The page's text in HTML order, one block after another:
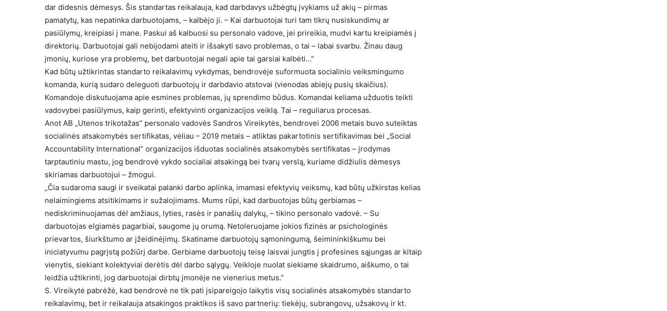
dar didesnis dėmesys. Šis standartas reikalauja, kad darbdavys užbėgtų įvykiams už akių – pirmas
pamatytų, kas nepatinka darbuotojams, – kalbėjo ji. – Kai darbuotojai turi tam tikrų nusiskundimų ar
pasiūlymų, kreipiasi į mane. Paskui aš kalbuosi su personalo vadove, jei prireikia, mudvi kartu kreipiamės į
direktorių. Darbuotojai gali nebijodami ateiti ir išsakyti savo problemas, o tai – labai svarbu. Žinau daug
įmonių, kuriose yra problemų, bet darbuotojai negali apie tai garsiai kalbėti…”
Kad būtų užtikrintas standarto reikalavimų vykdymas, bendrovėje suformuota socialinio veiksmingumo
komanda, kurią sudaro deleguoti darbuotojų ir darbdavio atstovai (vienodas abiejų pusių skaičius).
Komandoje diskutuojama apie esmines problemas, jų sprendimo būdus. Komandai keliama užduotis teikti
vadovybei pasiūlymus, kaip gerinti, efektyvinti organizacijos veiklą. Tai – reguliarus procesas.
Anot AB „Utenos trikotažas” personalo vadovės Sandros Vireikytės, bendrovei 2006 metais buvo suteiktas
socialinės atsakomybės sertifikatas, vėliau – 2019 metais – atliktas pakartotinis sertifikavimas bei „Social
Accountability International” organizacijos išduotas socialinės atsakomybės sertifikatas – įrodymas
tarptautiniu mastu, jog bendrovė vykdo socialiai atsakingą bei tvarų verslą, kuriame didžiulis dėmesys
skiriamas darbuotojui – žmogui.
„Čia sudaroma saugi ir sveikatai palanki darbo aplinka, imamasi efektyvių veiksmų, kad būtų užkirstas kelias
nelaimingiems atsitikimams ir sužalojimams. Mums rūpi, kad darbuotojas būtų gerbiamas –
nediskriminuojamas dėl amžiaus, lyties, rasės ir panašių dalykų, – tikino personalo vadovė. – Su
darbuotojas elgiamės pagarbiai, saugome jų orumą. Netoleruojame jokios fizinės ar psichologinės
prievartos, šiurkštumo ar įžeidinėjimų. Skatiname darbuotojų sąmoningumą, šeimininkiškumu bei
iniciatyvumu pagrįstą požiūrį darbe. Gerbiame darbuotojų teisę laisvai jungtis į profesines sąjungas ar kitaip
vienytis, siekiant kolektyviai derėtis dėl darbo sąlygų. Veikloje nuolat siekiame skaidrumo, aiškumo, o tai
leidžia užtikrinti, jog darbuotojai dirbtų įmonėje ne vienerius metus.”
S. Vireikytė pabrėžė, kad bendrovė ne tik pati įsipareigojo laikytis visų socialinės atsakomybės standarto
reikalavimų, bet ir reikalauja atsakingos praktikos iš savo partnerių: tiekėjų, subrangovų, užsakovų ir kt.